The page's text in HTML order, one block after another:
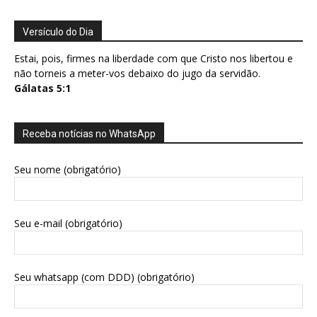
Versículo do Dia
Estai, pois, firmes na liberdade com que Cristo nos libertou e
não torneis a meter-vos debaixo do jugo da servidão.
Gálatas 5:1
Receba notícias no WhatsApp
Seu nome (obrigatório)
Seu e-mail (obrigatório)
Seu whatsapp (com DDD) (obrigatório)